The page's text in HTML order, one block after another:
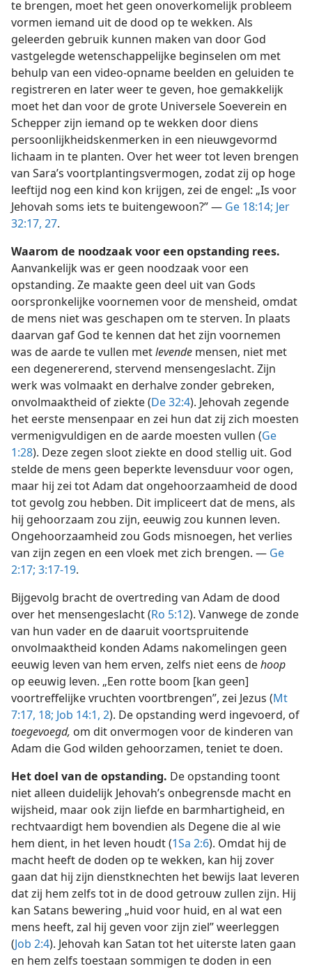
te brengen, moet het geen onoverkomelijk probleem
vormen iemand uit de dood op te wekken. Als
geleerden gebruik kunnen maken van door God
vastgelegde wetenschappelijke beginselen om met
behulp van een video-opname beelden en geluiden te
registreren en later weer te geven, hoe gemakkelijk
moet het dan voor de grote Universele Soeverein en
Schepper zijn iemand op te wekken door diens
persoonlijkheidskenmerken in een nieuwgevormd
lichaam in te planten. Over het weer tot leven brengen
van Sara’s voortplantingsvermogen, zodat zij op hoge
leeftijd nog een kind kon krijgen, zei de engel: „Is voor
Jehovah soms iets te buitengewoon?” — Ge 18:14; Jer
32:17, 27.
Waarom de noodzaak voor een opstanding rees.
Aanvankelijk was er geen noodzaak voor een
opstanding. Ze maakte geen deel uit van Gods
oorspronkelijke voornemen voor de mensheid, omdat
de mens niet was geschapen om te sterven. In plaats
daarvan gaf God te kennen dat het zijn voornemen
was de aarde te vullen metlevende mensen, niet met
een degenererend, stervend mensengeslacht. Zijn
werk was volmaakt en derhalve zonder gebreken,
onvolmaaktheid of ziekte (De 32:4). Jehovah zegende
het eerste mensenpaar en zei hun dat zij zich moesten
vermenigvuldigen en de aarde moesten vullen (Ge
1:28). Deze zegen sloot ziekte en dood stellig uit. God
stelde de mens geen beperkte levensduur voor ogen,
maar hij zei tot Adam dat ongehoorzaamheid de dood
tot gevolg zou hebben. Dit impliceert dat de mens, als
hij gehoorzaam zou zijn, eeuwig zou kunnen leven.
Ongehoorzaamheid zou Gods misnoegen, het verlies
van zijn zegen en een vloek met zich brengen. — Ge
2:17; 3:17-19.
Bijgevolg bracht de overtreding van Adam de dood
over het mensengeslacht (Ro 5:12). Vanwege de zonde
van hun vader en de daaruit voortspruitende
onvolmaaktheid konden Adams nakomelingen geen
eeuwig leven van hem erven, zelfs niet eens dehoop
op eeuwig leven. „Een rotte boom [kan geen]
voortreffelijke vruchten voortbrengen”, zei Jezus (Mt
7:17, 18; Job 14:1, 2). De opstanding werd ingevoerd, of
toegevoegd, om dit onvermogen voor de kinderen van
Adam die God wilden gehoorzamen, teniet te doen.
Het doel van de opstanding. De opstanding toont
niet alleen duidelijk Jehovah’s onbegrensde macht en
wijsheid, maar ook zijn liefde en barmhartigheid, en
rechtvaardigt hem bovendien als Degene die al wie
hem dient, in het leven houdt (1Sa 2:6). Omdat hij de
macht heeft de doden op te wekken, kan hij zover
gaan dat hij zijn dienstknechten het bewijs laat leveren
dat zij hem zelfs tot in de dood getrouw zullen zijn. Hij
kan Satans bewering „huid voor huid, en al wat een
mens heeft, zal hij geven voor zijn ziel” weerleggen
(Job 2:4). Jehovah kan Satan tot het uiterste laten gaan
en hem zelfs toestaan sommigen te doden in een